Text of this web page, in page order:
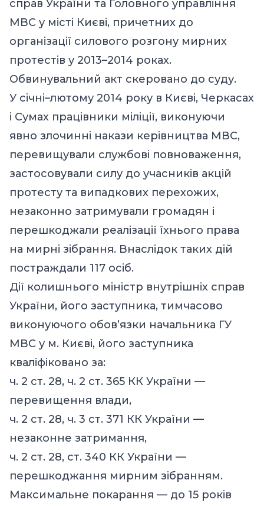
справ України та Головного управління
МВС у місті Києві, причетних до
організації силового розгону мирних
протестів у 2013–2014 роках.
Обвинувальний акт скеровано до суду.
У січні–лютому 2014 року в Києві, Черкасах
і Сумах працівники міліції, виконуючи
явно злочинні накази керівництва МВС,
перевищували службові повноваження,
застосовували силу до учасників акцій
протесту та випадкових перехожих,
незаконно затримували громадян і
перешкоджали реалізації їхнього права
на мирні зібрання. Внаслідок таких дій
постраждали 117 осіб.
Дії колишнього міністр внутрішніх справ
України, його заступника, тимчасово
виконуючого обов’язки начальника ГУ
МВС у м. Києві, його заступника
кваліфіковано за:
ч. 2 ст. 28, ч. 2 ст. 365 КК України —
перевищення влади,
ч. 2 ст. 28, ч. 3 ст. 371 КК України —
незаконне затримання,
ч. 2 ст. 28, ст. 340 КК України —
перешкоджання мирним зібранням.
Максимальне покарання — до 15 років